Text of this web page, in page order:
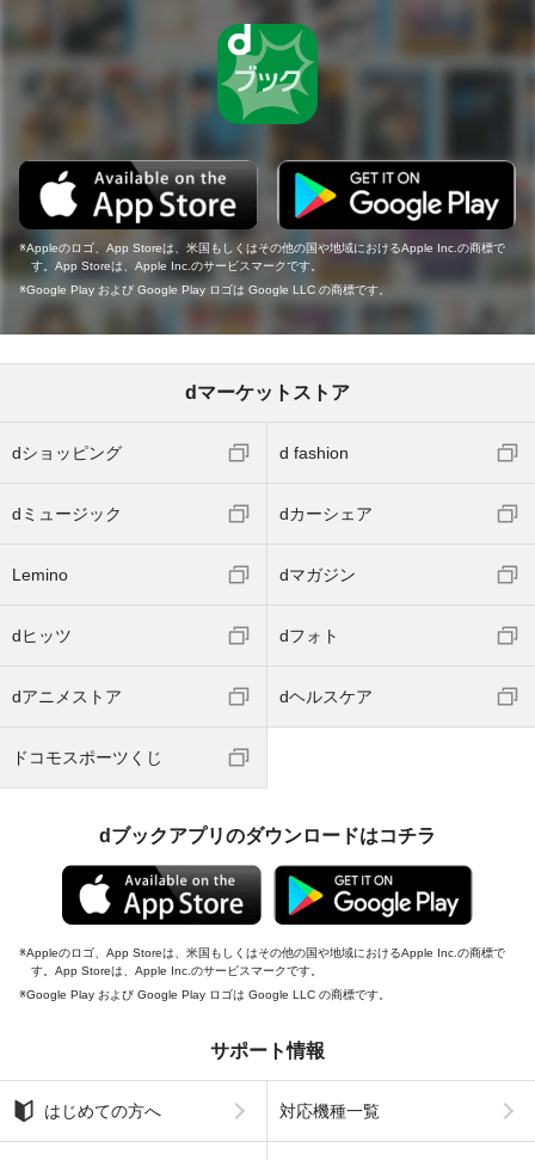
Appleのロゴ、App Storeは、米国もしくはその他の国や地域におけるApple Inc.の商標で
す。App Storeは、Apple Inc.のサービスマークです。
Google Play および Google Play ロゴは Google LLC の商標です。
dマーケットストア
dショッピング d fashion
dミュージック dカーシェア
Lemino dマガジン
dヒッツ dフォト
dアニメストア dヘルスケア
ドコモスポーツくじ
dブックアプリのダウンロードはコチラ
Appleのロゴ、App Storeは、米国もしくはその他の国や地域におけるApple Inc.の商標で
す。App Storeは、Apple Inc.のサービスマークです。
Google Play および Google Play ロゴは Google LLC の商標です。
サポート情報
はじめての方へ 対応機種一覧